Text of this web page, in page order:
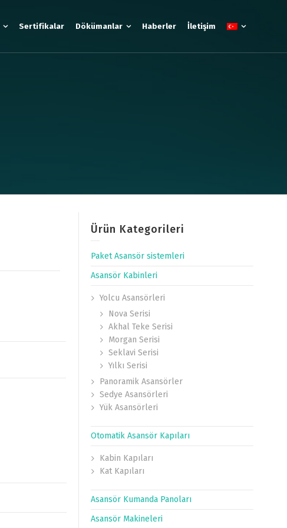
Sertifikalar Dökümanlar Haberler İletişim
Ürün Kategorileri
Paket Asansör sistemleri
Asansör Kabinleri
Yolcu Asansörleri
Nova Serisi
Akhal Teke Serisi
Morgan Serisi
Seklavi Serisi
Yılkı Serisi
Panoramik Asansörler
Sedye Asansörleri
Yük Asansörleri
Otomatik Asansör Kapıları
Kabin Kapıları
Kat Kapıları
Asansör Kumanda Panoları
Asansör Makineleri